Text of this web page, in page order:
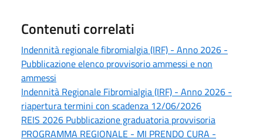
Contenuti correlati
Indennità regionale fibromialgia (IRF) - Anno 2026 -
Pubblicazione elenco provvisorio ammessi e non
ammessi
Indennità Regionale Fibromialgia (IRF) - Anno 2026 -
riapertura termini con scadenza 12/06/2026
REIS 2026 Pubblicazione graduatoria provvisoria
PROGRAMMA REGIONALE - MI PRENDO CURA -